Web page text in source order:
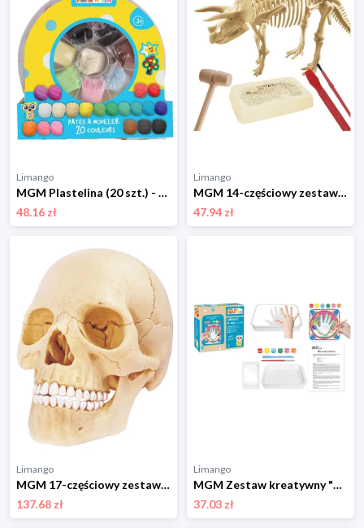
Limango
MGM Plastelina (20 szt.) - 3+ rozmiar: onesize
48.16 zł
Limango
MGM 14-częściowy zestaw kreatywny - 6+ rozmiar: onesize
47.94 zł
Limango
MGM 17-częściowy zestaw naukowy - 8+ rozmiar: onesize
137.68 zł
Limango
MGM Zestaw kreatywny "Gipshand" - 5+ rozmiar: onesize
37.03 zł